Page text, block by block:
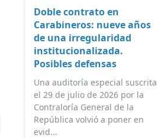
Doble contrato en
Carabineros: nueve años
de una irregularidad
institucionalizada.
Posibles defensas
Una auditoría especial suscrita
el 29 de julio de 2026 por la
Contraloría General de la
República volvió a poner en
evid...